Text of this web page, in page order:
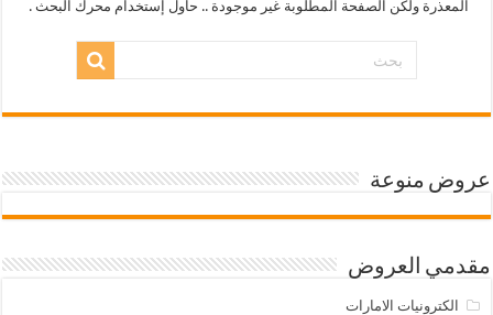
المعذرة ولكن الصفحة المطلوبة غير موجودة .. حاول إستخدام محرك البحث .
عروض منوعة
مقدمي العروض
الكترونيات الامارات